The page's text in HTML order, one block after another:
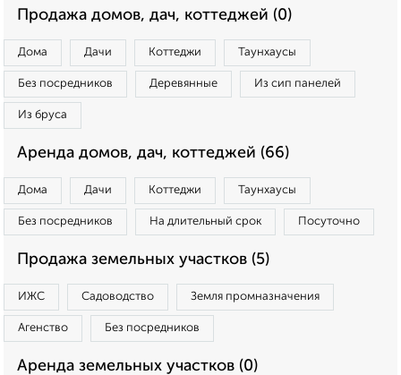
Продажа домов, дач, коттеджей (0)
Дома Дачи Коттеджи Таунхаусы
Без посредников Деревянные Из сип панелей
Из бруса
Аренда домов, дач, коттеджей (66)
Дома Дачи Коттеджи Таунхаусы
Без посредников На длительный срок Посуточно
Продажа земельных участков (5)
ИЖС Садоводство Земля промназначения
Агенство Без посредников
Аренда земельных участков (0)